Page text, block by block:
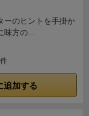
ーのヒントを手掛か
味方の...
加する